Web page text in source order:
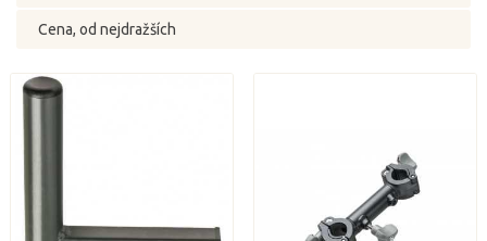
Cena, od nejdražších